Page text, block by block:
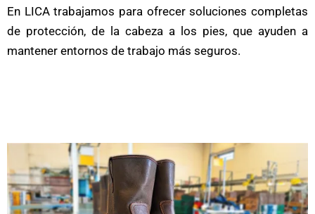
En LICA trabajamos para ofrecer soluciones completas
de protección, de la cabeza a los pies, que ayuden a
mantener entornos de trabajo más seguros.